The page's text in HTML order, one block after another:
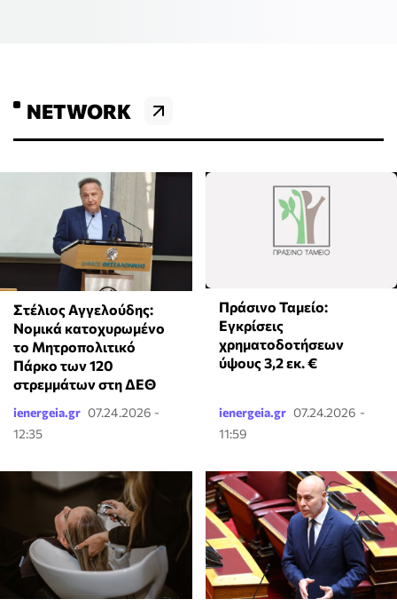
NETWORK
Στέλιος Αγγελούδης:
Νομικά κατοχυρωμένο
το Μητροπολιτικό
Πάρκο των 120
στρεμμάτων στη ΔΕΘ
ienergeia.gr 07.24.2026 -
12:35
Πράσινο Ταμείο:
Εγκρίσεις
χρηματοδοτήσεων
ύψους 3,2 εκ. €
ienergeia.gr 07.24.2026 -
11:59